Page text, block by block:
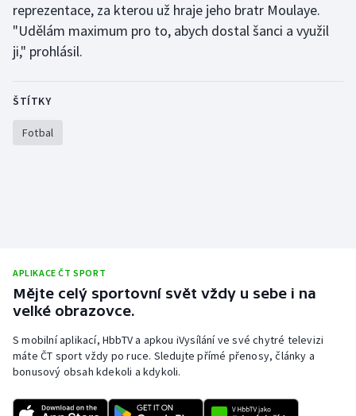
Házená
Jezdectví
Judo
Krasobruslení
Motorsport
Parasport
Plavání
reprezentace, za kterou už hraje jeho bratr Moulaye.
"Udělám maximum pro to, abych dostal šanci a využil
ji," prohlásil.
ŠTÍTKY
Fotbal
APLIKACE ČT SPORT
Mějte celý sportovní svět vždy u sebe i na
velké obrazovce.
S mobilní aplikací, HbbTV a apkou iVysílání ve své chytré televizi
máte ČT sport vždy po ruce. Sledujte přímé přenosy, články a
bonusový obsah kdekoli a kdykoli.